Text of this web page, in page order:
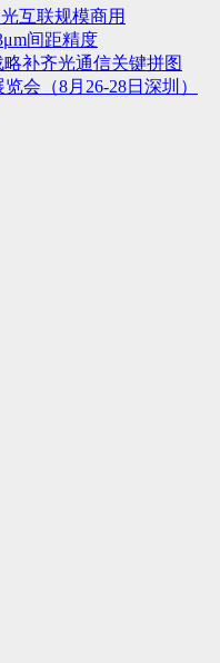
互联规模商用
间距精度
补齐光通信关键拼图
会（8月26-28日深圳）